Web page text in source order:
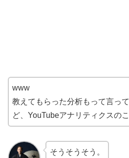
www
教えてもらった分析もって言っ
ど、YouTubeアナリティクスの
そうそうそう。